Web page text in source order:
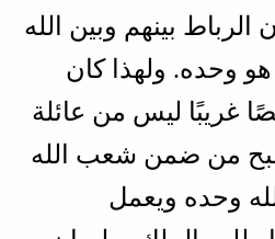
الرباط بينهم وبين الله
وحده. ولهذا كان
غريبًا ليس من عائلة
من ضمن شعب الله
وحده ويعمل